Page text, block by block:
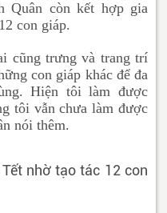
Quân còn kết hợp gia
con giáp.
cũng trưng và trang trí
con giáp khác để đa
Hiện tôi làm được
tôi vẫn chưa làm được
nói thêm.